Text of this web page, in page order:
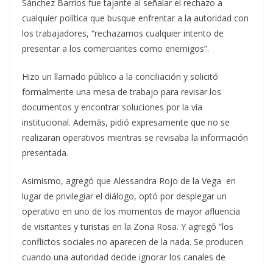
Sánchez Barrios fue tajante al señalar el rechazo a
cualquier política que busque enfrentar a la autoridad con
los trabajadores, “rechazamos cualquier intento de
presentar a los comerciantes como enemigos”.
Hizo un llamado público a la conciliación y solicitó
formalmente una mesa de trabajo para revisar los
documentos y encontrar soluciones por la vía
institucional. Además, pidió expresamente que no se
realizaran operativos mientras se revisaba la información
presentada.
Asimismo, agregó que Alessandra Rojo de la Vega en
lugar de privilegiar el diálogo, optó por desplegar un
operativo en uno de los momentos de mayor afluencia
de visitantes y turistas en la Zona Rosa. Y agregó “los
conflictos sociales no aparecen de la nada. Se producen
cuando una autoridad decide ignorar los canales de